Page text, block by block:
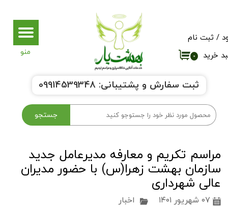
جستجو
۰ خرید
/ ثبت نام
تغییر گذر واژه
خروج از حساب کاربری
ثبت سفارش و پشتیبانی: 09914539348
مراسم تکریم و معارفه مدیرعامل جدید
سازمان بهشت زهرا(س) با حضور مدیران
عالی شهرداری
۰۷ شهریور ۱۴۰۱ اخبار